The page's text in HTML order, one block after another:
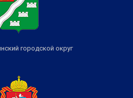
городской округ